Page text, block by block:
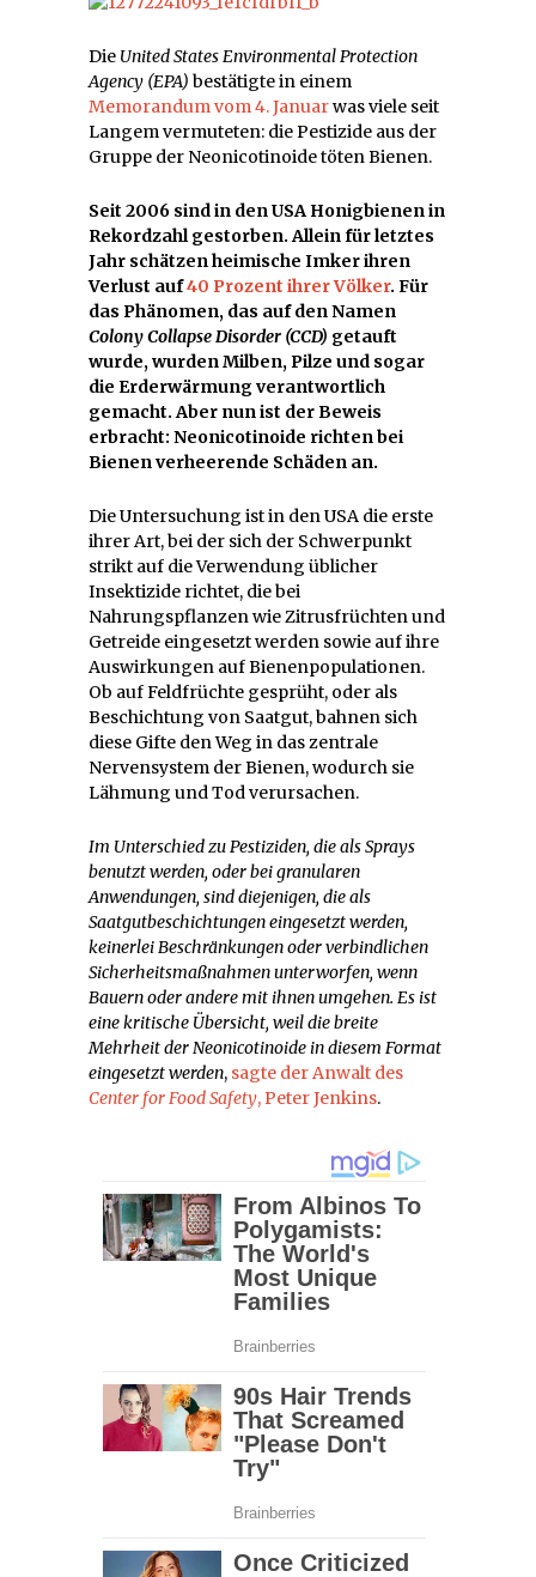
Die United States Environmental Protection
Agency (EPA) bestätigte in einem
Memorandum vom 4. Januarwas viele seit
Langem vermuteten: die Pestizide aus der
Gruppe der Neonicotinoide töten Bienen.
Seit 2006 sind in den USA Honigbienen in
Rekordzahl gestorben. Allein für letztes
Jahr schätzen heimische Imker ihren
Verlust auf40 Prozent ihrer Völker. Für
das Phänomen, das auf den Namen
Colony Collapse Disorder (CCD) getauft
wurde, wurden Milben, Pilze und sogar
die Erderwärmung verantwortlich
gemacht. Aber nun ist der Beweis
erbracht: Neonicotinoide richten bei
Bienen verheerende Schäden an.
Die Untersuchung ist in den USA die erste
ihrer Art, bei der sich der Schwerpunkt
strikt auf die Verwendung üblicher
Insektizide richtet, die bei
Nahrungspflanzen wie Zitrusfrüchten und
Getreide eingesetzt werden sowie auf ihre
Auswirkungen auf Bienenpopulationen.
Ob auf Feldfrüchte gesprüht, oder als
Beschichtung von Saatgut, bahnen sich
diese Gifte den Weg in das zentrale
Nervensystem der Bienen, wodurch sie
Lähmung und Tod verursachen.
Im Unterschied zu Pestiziden, die als Sprays
benutzt werden, oder bei granularen
Anwendungen, sind diejenigen, die als
Saatgutbeschichtungen eingesetzt werden,
keinerlei Beschränkungen oder verbindlichen
Sicherheitsmaßnahmen unterworfen, wenn
Bauern oder andere mit ihnen umgehen. Es ist
eine kritische Übersicht, weil die breite
Mehrheit der Neonicotinoide in diesem Format
eingesetzt werden, sagte der Anwalt des
Center for Food Safety, Peter Jenkins.